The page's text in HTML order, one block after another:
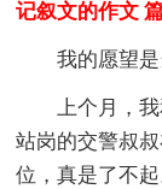
记叙文的作文
我的愿望是
上个月，
站岗的交警叔
位，真是了不起